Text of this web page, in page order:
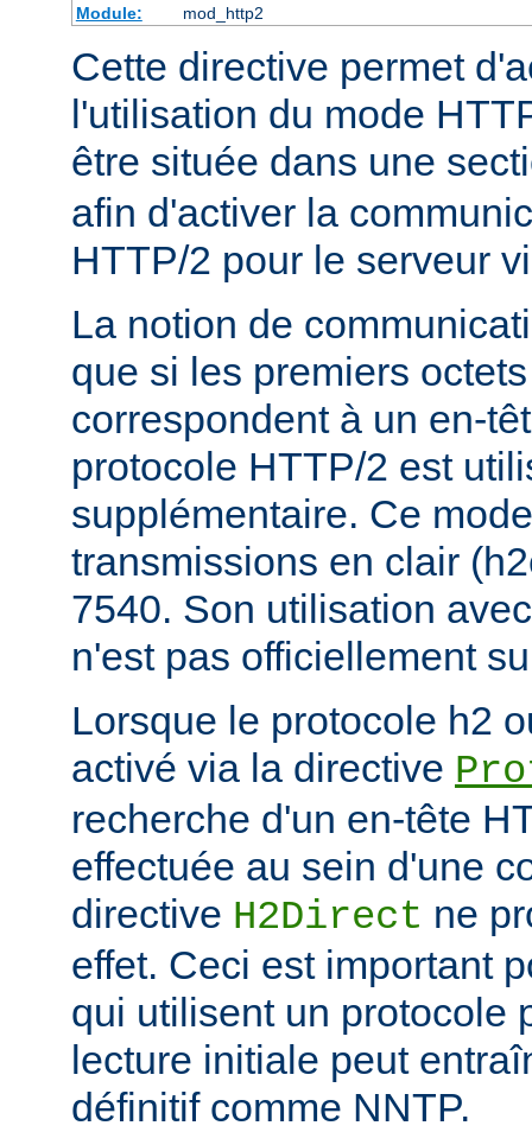
Module:
mod_http2
Cette directive permet
l'utilisation du mode
être située dans une
afin d'activer la
HTTP/2 pour le serveur
La notion de
que si les premiers
correspondent à un en-
protocole HTTP/2 est
supplémentaire. Ce
transmissions en clair
7540. Son utilisation
n'est pas officiellement
Lorsque le protocole h2
activé via la directive
recherche d'un en-tête
effectuée au sein d'une
directive H2Direct ne
effet. Ceci est important
qui utilisent un protocole
lecture initiale peut
définitif comme NNTP.